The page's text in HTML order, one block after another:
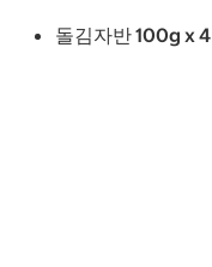
돌김자반 100g x 4